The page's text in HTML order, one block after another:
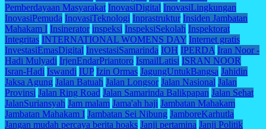
Pemberdayaan Masyarakat InovasiDigital InovasiLingkungan
InovasiPemuda InovasiTeknologi Inprastruktur Insiden Jambatan
Mahakam I Insinerator inspeksi InspeksiSekolah Inspektorat
Integritas INTERNATIONAL WOMENS DAY Internet gratis
InvestasiEmasDigital InvestasiSamarinda IOH IPERDA Iran Noor -
Hadi Mulyadi IrjenEndarPriantoro IsmailLatisi ISRAN NOOR
Isran-Hadi Iswandi IUP Izin Ormas JagungUntukBangsa Jahidin
Jaksa Agung Jalan Batuah Jalan Longsor Jalan Nasional Jalan
Provinsi Jalan Ring Road Jalan Samarinda Balikpapan Jalan Sehat
JalanSuriansyah Jam malam Jama'ah haji Jambatan Mahakam
Jambatan Mahakam I Jambatan Sei Nibung JamboreKarhutla
Jangan mudah percaya berita hoaks Janji pertamina Janji Politik